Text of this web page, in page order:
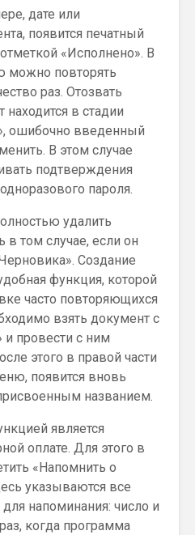
дате или
появится печатный
«Исполнено». В
можно повторять
раз. Отозвать
в стадии
ошибочно введенный
В этом случае
подтверждения
пароля.
удалить
том случае, если он
Создание
функция, которой
часто повторяющихся
взять документ с
и провести с ним
этого в правой части
появится вновь
названием.
является
оплате. Для этого в
«Напомнить о
указываются все
напоминания: число и
когда программа